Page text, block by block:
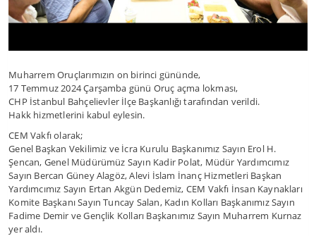
Muharrem Oruçlarımızın on birinci gününde,
17 Temmuz 2024 Çarşamba günü Oruç açma lokması,
CHP İstanbul Bahçelievler İlçe Başkanlığı tarafından verildi.
Hakk hizmetlerini kabul eylesin.
CEM Vakfı olarak;
Genel Başkan Vekilimiz ve İcra Kurulu Başkanımız Sayın Erol H.
Şencan, Genel Müdürümüz Sayın Kadir Polat, Müdür Yardımcımız
Sayın Bercan Güney Alagöz, Alevi İslam İnanç Hizmetleri Başkan
Yardımcımız Sayın Ertan Akgün Dedemiz, CEM Vakfı İnsan Kaynakları
Komite Başkanı Sayın Tuncay Salan, Kadın Kolları Başkanımız Sayın
Fadime Demir ve Gençlik Kolları Başkanımız Sayın Muharrem Kurnaz
yer aldı.